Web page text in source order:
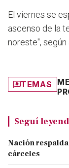
El viernes se
ascenso de la
noreste",
TEMAS
Seguí
Nación
cárceles